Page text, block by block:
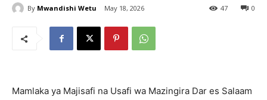
By Mwandishi Wetu May 18, 2026 0
47
Mamlaka ya Majisafi na Usafi wa Mazingira Dar es Salaam